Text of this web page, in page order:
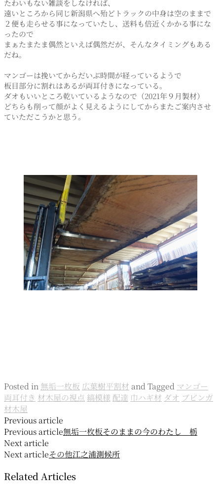
たわいもない雑談をしなければ、
遠いところから同じ新潟県へ殆どトラックの中身は空のままで
２便も走らせる事になっていたし、送料も倍近くかかる事にな
ったので
まぁたまたま偶然といえば偶然だが、そんなタイミングもある
だね。
マンゴーは挽いてからだいぶ時間が経っているようで
板目部分に割れはあるが両耳付きになっている。
ダオもいいところ乾いているようなので（2021年９月製材）
どちらも削って顔がよく見えるようにしてからまたご案内させ
ていただこうかと思う。
Posted in 無垢一枚板 広葉樹平割材 andTagged マンゴー
両耳付き 材木屋の視点 縞模様 配達 巾ハギ材 ダオ ブビンガ
材木屋
投
稿
ナ
ビ
Previous article
Previous article無垢一枚板そのままの今のわたし 栃
Next article
Next articleその他江之浦測候所
Related Articles